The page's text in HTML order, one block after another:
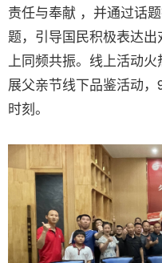
责任与奉献 ，并通过话
题，引导国民积极表达
上同频共振。线上活动
展父亲节线下品鉴活动
时刻。